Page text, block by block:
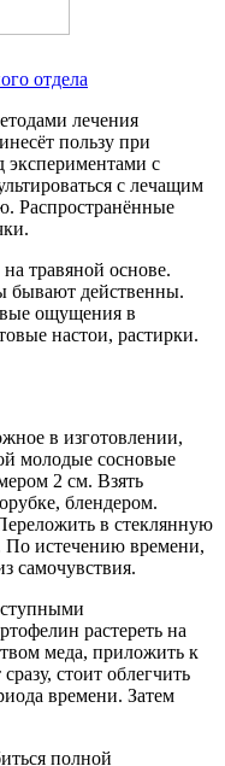
отдела
лечения
пользу при
экспериментами с
с лечащим
Распространённые
травяной основе.
бывают действенны.
ощущения в
настои, растирки.
в изготовлении,
молодые сосновые
2 см. Взять
блендером.
в стеклянную
По истечению времени,
самочувствия.
растереть на
меда, приложить к
стоит облегчить
времени. Затем
полной